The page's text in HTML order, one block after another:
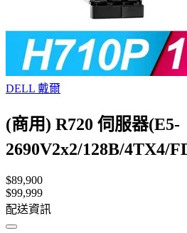
DELL 戴爾
(商用) R720 伺服器(E5-
2690V2x2/128B/4TX4/
$89,900
$99,999
配送資訊